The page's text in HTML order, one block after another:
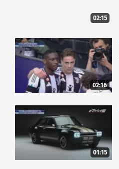
02:15
02:16
01:15